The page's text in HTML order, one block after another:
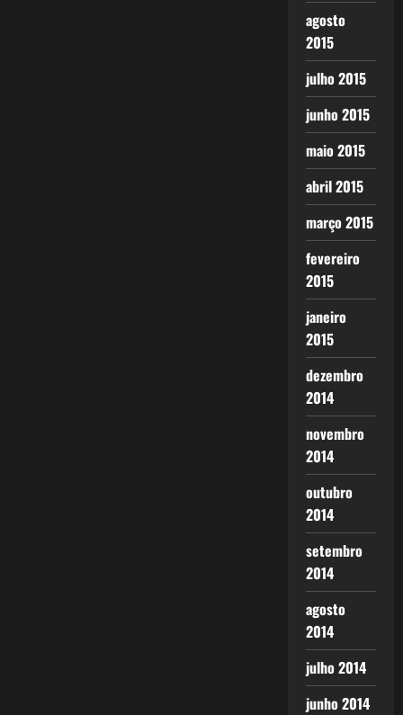
agosto
2015
julho 2015
junho 2015
maio 2015
abril 2015
março 2015
fevereiro
2015
janeiro
2015
dezembro
2014
novembro
2014
outubro
2014
setembro
2014
agosto
2014
julho 2014
junho 2014